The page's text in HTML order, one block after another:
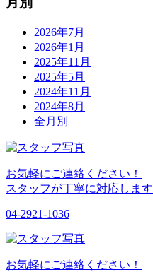
2026年7月
2026年1月
2025年11月
2025年5月
2024年11月
2024年8月
全月別
お気軽にご連絡ください！
スタッフが丁寧に対応します
04-2921-1036
お気軽にご連絡ください！